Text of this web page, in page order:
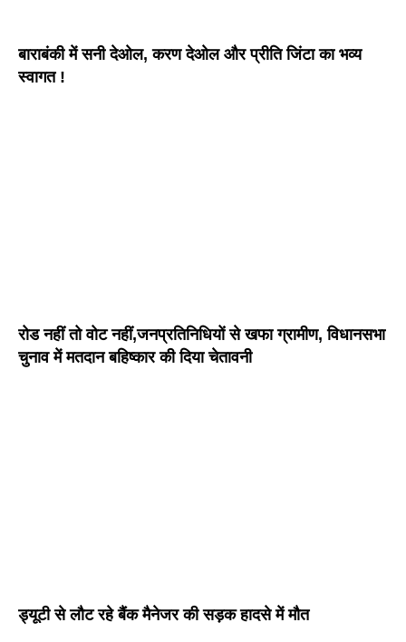
बाराबंकी में सनी देओल, करण देओल और प्रीति जिंटा का भव्य
स्वागत !
रोड नहीं तो वोट नहीं,जनप्रतिनिधियों से खफा ग्रामीण, विधानसभा
चुनाव में मतदान बहिष्कार की दिया चेतावनी
ड्यूटी से लौट रहे बैंक मैनेजर की सड़क हादसे में मौत